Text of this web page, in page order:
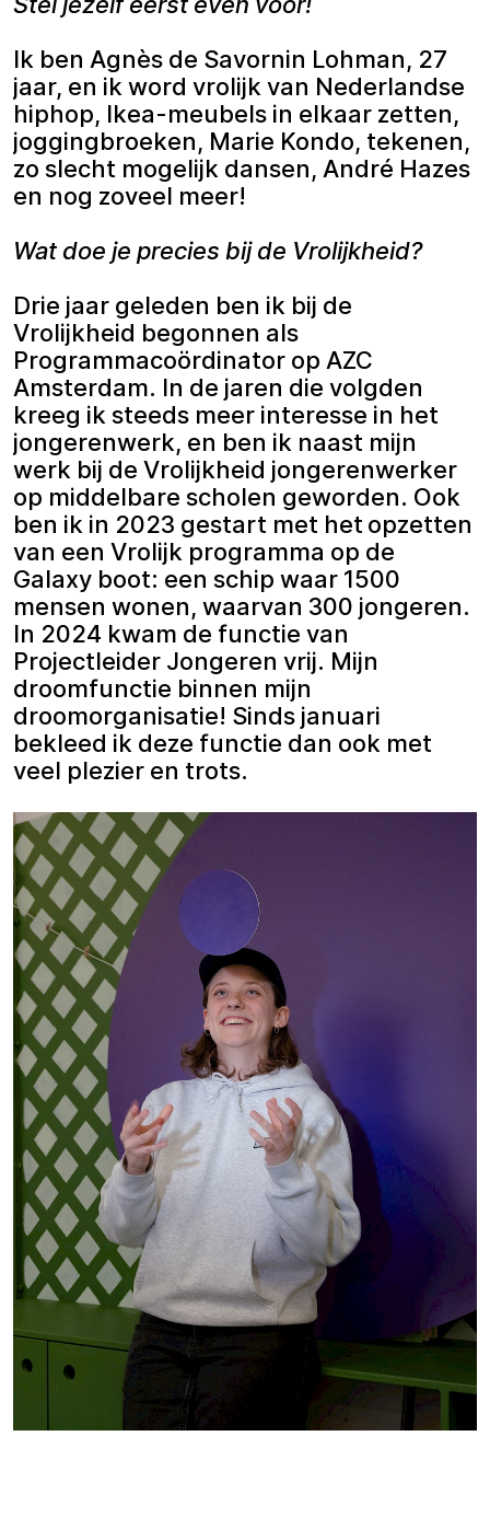
Ik ben Agnès de Savornin Lohman, 27
jaar, en ik word vrolijk van Nederlandse
hiphop, Ikea-meubels in elkaar zetten,
joggingbroeken, Marie Kondo, tekenen,
zo slecht mogelijk dansen, André Hazes
en nog zoveel meer!
Wat doe je precies bij de Vrolijkheid?
Drie jaar geleden ben ik bij de
Vrolijkheid begonnen als
Programmacoördinator op AZC
Amsterdam. In de jaren die volgden
kreeg ik steeds meer interesse in het
jongerenwerk, en ben ik naast mijn
werk bij de Vrolijkheid jongerenwerker
op middelbare scholen geworden. Ook
ben ik in 2023 gestart met het opzetten
van een Vrolijk programma op de
Galaxy boot: een schip waar 1500
mensen wonen, waarvan 300 jongeren.
In 2024 kwam de functie van
Projectleider Jongeren vrij. Mijn
droomfunctie binnen mijn
droomorganisatie! Sinds januari
bekleed ik deze functie dan ook met
veel plezier en trots.